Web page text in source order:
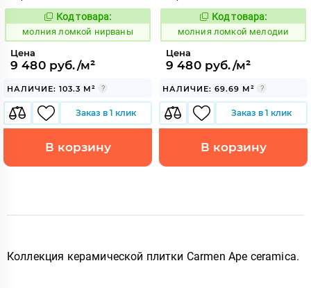
Код:
1006059
Код товара:
молния ломкой нирваны
Цена
9 480 руб./м²
НАЛИЧИЕ: 103.3 М²
Заказ в 1 клик
В корзину
Код:
1006048
Код товара:
молния ломкой мелодии
Цена
9 480 руб./м²
НАЛИЧИЕ: 69.69 М²
Заказ в 1 клик
В корзину
Коллекция керамической плитки Carmen Ape ceramica.